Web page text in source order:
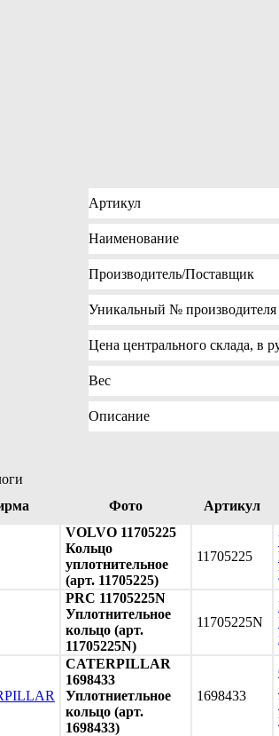
Артикул
Наименование
Производитель/Поставщик
Уникальный № производителя
Цена центрального склада, в
Вес
Описание
Фото Артикул
VOLVO 11705225
Кольцо
уплотнительное
(арт. 11705225)
11705225
PRC 11705225N
Уплотнительное
кольцо (арт.
11705225N)
11705225N
CATERPILLAR
1698433
Уплотниетльное
кольцо (арт.
1698433)
1698433